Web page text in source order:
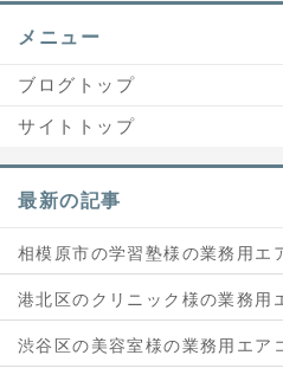
メニュー
ブログトップ
サイトトップ
最新の記事
相模原市の学習塾様の業務用エ
港北区のクリニック様の業務用
渋谷区の美容室様の業務用エア